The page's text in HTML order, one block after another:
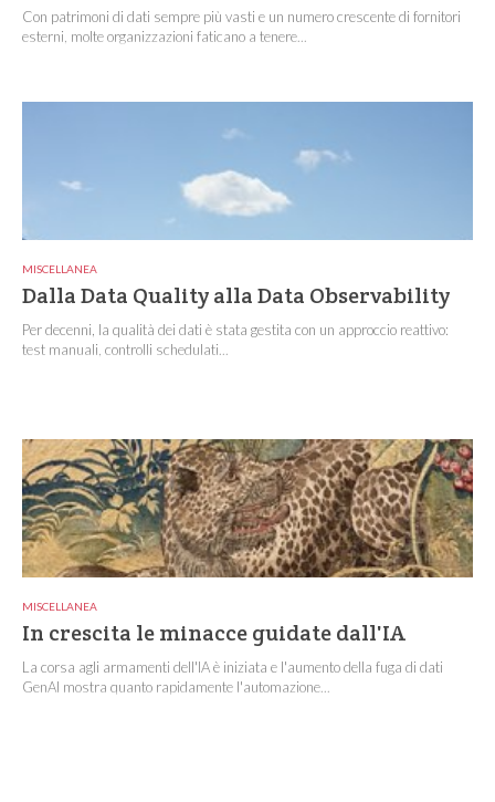
Con patrimoni di dati sempre più vasti e un numero crescente di fornitori
esterni, molte organizzazioni faticano a tenere...
MISCELLANEA
Dalla Data Quality alla Data Observability
Per decenni, la qualità dei dati è stata gestita con un approccio reattivo:
test manuali, controlli schedulati...
MISCELLANEA
In crescita le minacce guidate dall'IA
La corsa agli armamenti dell'IA è iniziata e l'aumento della fuga di dati
GenAI mostra quanto rapidamente l'automazione...